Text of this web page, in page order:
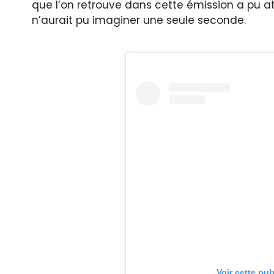
que l’on retrouve dans cette émission a pu
n’aurait pu imaginer une seule seconde.